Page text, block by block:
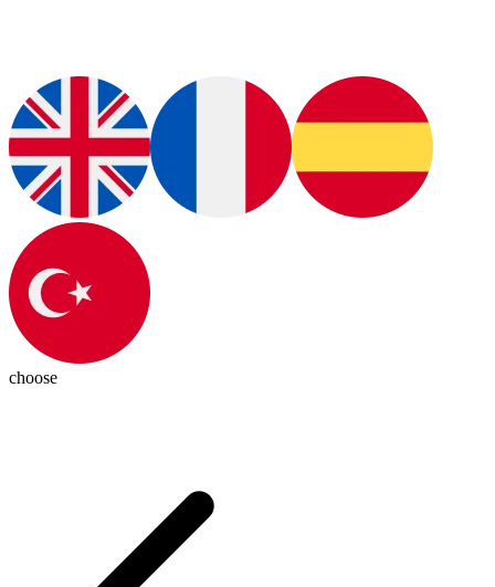
choose